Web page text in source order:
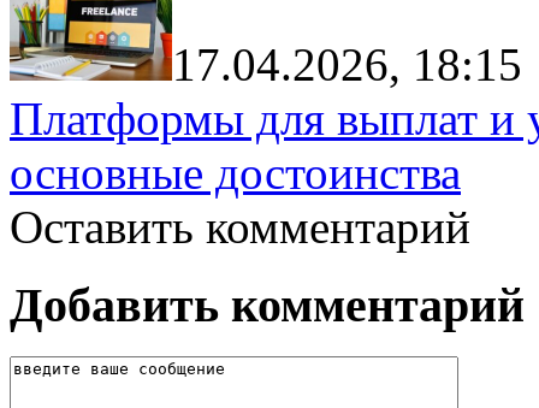
17.04.2026, 18:15
Платформы для выплат и
основные достоинства
Оставить комментарий
Добавить комментарий